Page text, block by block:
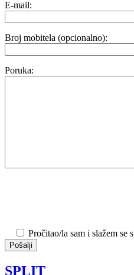
E-mail:
Broj mobitela (opcionalno):
Poruka:
Pročitao/la sam i slažem se s
SPLIT